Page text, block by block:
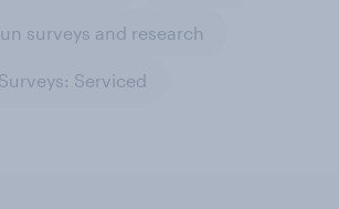
surveys and research
Surveys: Serviced